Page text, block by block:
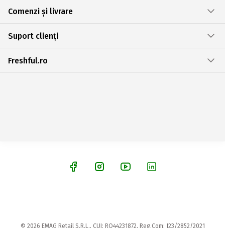
Comenzi și livrare
Suport clienți
Freshful.ro
© 2026 EMAG Retail S.R.L., CUI: RO44231872, Reg.Com: J23/2852/2021